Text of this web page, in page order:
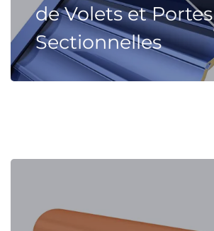
de Volets et Portes
Sectionnelles